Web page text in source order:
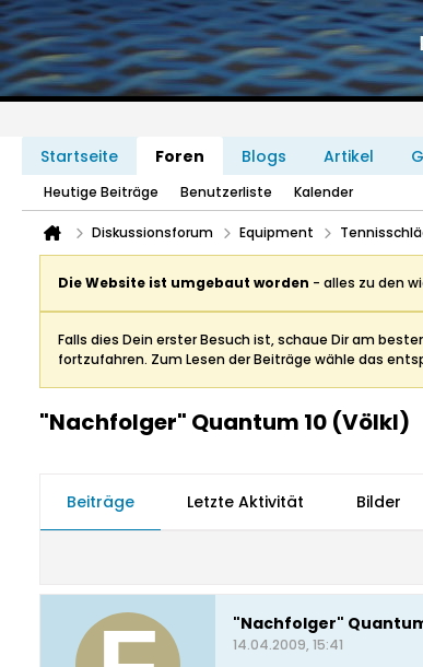
Startseite Foren Blogs Artikel
Heutige Beiträge Benutzerliste Kalender
Diskussionsforum Equipment
Die Website ist umgebaut worden - alles zu den
Falls dies Dein erster Besuch ist, schaue Dir am
fortzufahren. Zum Lesen der Beiträge wähle das
"Nachfolger" Quantum 10 (Völkl)
Beiträge Letzte Aktivität Bilder
"Nachfolger"
14.04.2009, 15:41